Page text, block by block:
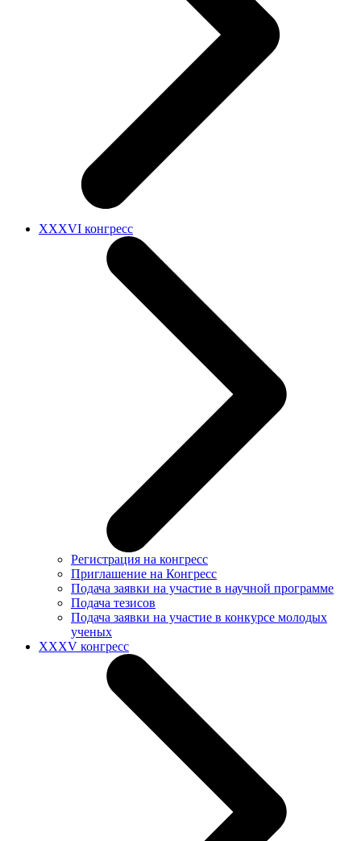
XXXVI конгресс
Регистрация на конгресс
Приглашение на Конгресс
Подача заявки на участие в научной программе
Подача тезисов
Подача заявки на участие в конкурсе молодых
ученых
XXXV конгресс